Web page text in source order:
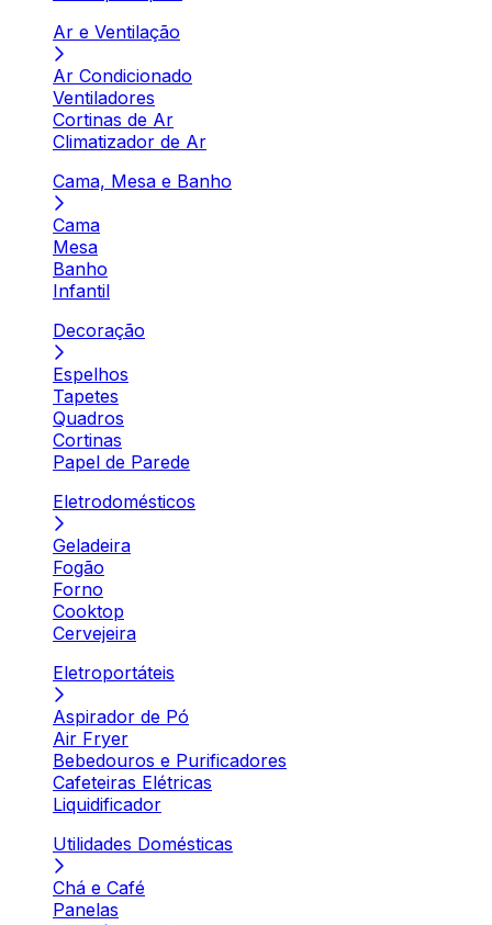
Ar e Ventilação
Ar Condicionado
Ventiladores
Cortinas de Ar
Climatizador de Ar
Cama, Mesa e Banho
Cama
Mesa
Banho
Infantil
Decoração
Espelhos
Tapetes
Quadros
Cortinas
Papel de Parede
Eletrodomésticos
Geladeira
Fogão
Forno
Cooktop
Cervejeira
Eletroportáteis
Aspirador de Pó
Air Fryer
Bebedouros e Purificadores
Cafeteiras Elétricas
Liquidificador
Utilidades Domésticas
Chá e Café
Panelas